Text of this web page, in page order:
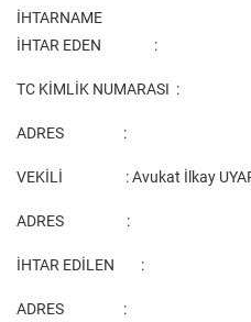
İHTARNAME
İHTAR EDEN :
TC KİMLİK NUMARASI :
ADRES :
VEKİLİ : Avukat İlkay UYAR
ADRES :
İHTAR EDİLEN :
ADRES :